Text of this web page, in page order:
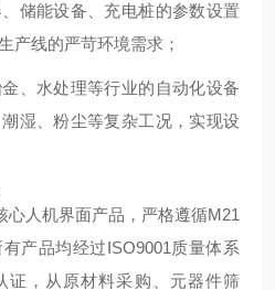
储能设备、充电桩的参数设置
产线的严苛环境需求；
、水处理等行业的自动化设备
湿、粉尘等复杂工况，实现设
心人机界面产品，严格遵循M21
产品均经过ISO9001质量体系
证，从原材料采购、元器件筛